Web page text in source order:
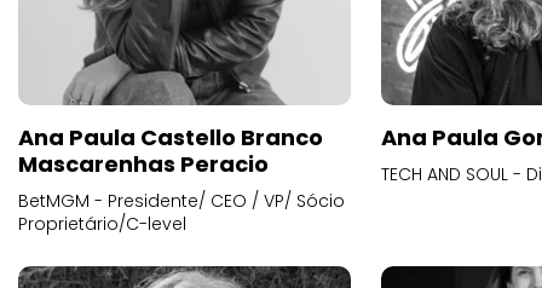
Ana Paula Castello Branco
Mascarenhas Peracio
BetMGM - Presidente/ CEO / VP/ Sócio
Proprietário/C-level
Ana Paula
TECH AND SOUL